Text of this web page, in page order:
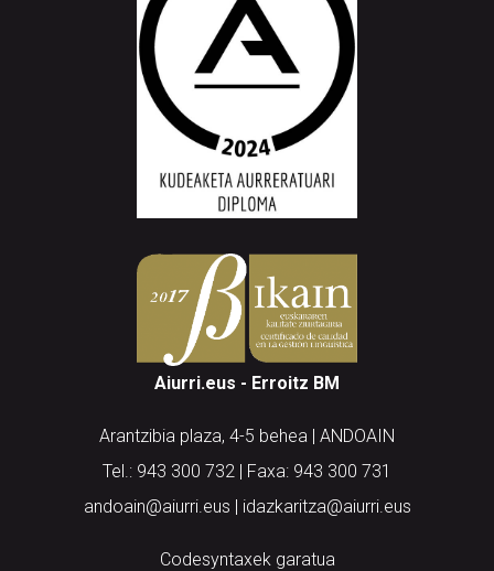
Aiurri.eus - Erroitz BM
Arantzibia plaza, 4-5 behea | ANDOAIN
Tel.: 943 300 732 | Faxa: 943 300 731
andoain@aiurri.eus | idazkaritza@aiurri.eus
Codesyntaxek garatua